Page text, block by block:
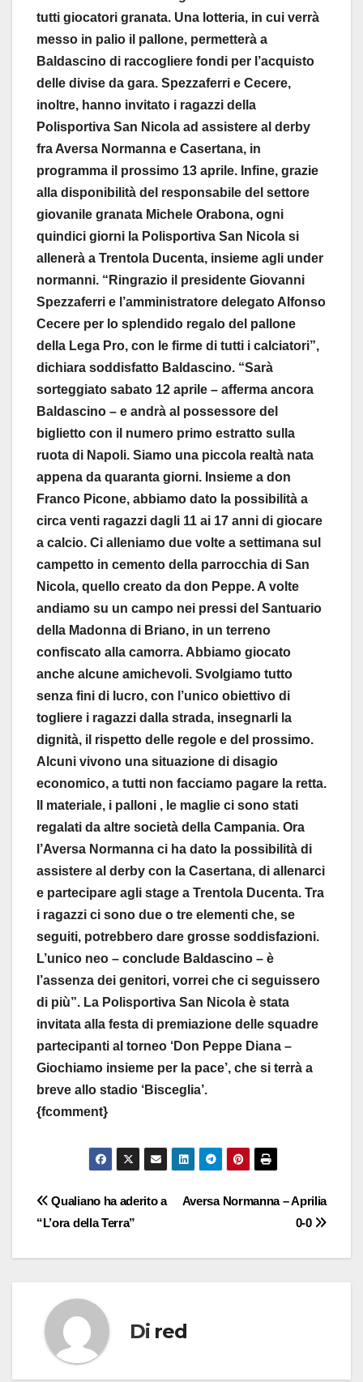
tutti giocatori granata. Una lotteria, in cui verrà
messo in palio il pallone, permetterà a
Baldascino di raccogliere fondi per l’acquisto
delle divise da gara. Spezzaferri e Cecere,
inoltre, hanno invitato i ragazzi della
Polisportiva San Nicola ad assistere al derby
fra Aversa Normanna e Casertana, in
programma il prossimo 13 aprile. Infine, grazie
alla disponibilità del responsabile del settore
giovanile granata Michele Orabona, ogni
quindici giorni la Polisportiva San Nicola si
allenerà a Trentola Ducenta, insieme agli under
normanni. “Ringrazio il presidente Giovanni
Spezzaferri e l’amministratore delegato Alfonso
Cecere per lo splendido regalo del pallone
della Lega Pro, con le firme di tutti i calciatori”,
dichiara soddisfatto Baldascino. “Sarà
sorteggiato sabato 12 aprile – afferma ancora
Baldascino – e andrà al possessore del
biglietto con il numero primo estratto sulla
ruota di Napoli. Siamo una piccola realtà nata
appena da quaranta giorni. Insieme a don
Franco Picone, abbiamo dato la possibilità a
circa venti ragazzi dagli 11 ai 17 anni di giocare
a calcio. Ci alleniamo due volte a settimana sul
campetto in cemento della parrocchia di San
Nicola, quello creato da don Peppe. A volte
andiamo su un campo nei pressi del Santuario
della Madonna di Briano, in un terreno
confiscato alla camorra. Abbiamo giocato
anche alcune amichevoli. Svolgiamo tutto
senza fini di lucro, con l’unico obiettivo di
togliere i ragazzi dalla strada, insegnarli la
dignità, il rispetto delle regole e del prossimo.
Alcuni vivono una situazione di disagio
economico, a tutti non facciamo pagare la retta.
Il materiale, i palloni , le maglie ci sono stati
regalati da altre società della Campania. Ora
l’Aversa Normanna ci ha dato la possibilità di
assistere al derby con la Casertana, di allenarci
e partecipare agli stage a Trentola Ducenta. Tra
i ragazzi ci sono due o tre elementi che, se
seguiti, potrebbero dare grosse soddisfazioni.
L’unico neo – conclude Baldascino – è
l’assenza dei genitori, vorrei che ci seguissero
di più”. La Polisportiva San Nicola è stata
invitata alla festa di premiazione delle squadre
partecipanti al torneo ‘Don Peppe Diana –
Giochiamo insieme per la pace’, che si terrà a
breve allo stadio ‘Bisceglia’.
{fcomment}
NavigazioneAversa Normanna – Aprilia
0-0
Qualiano ha aderito a
“L’ora della Terra”
Di red